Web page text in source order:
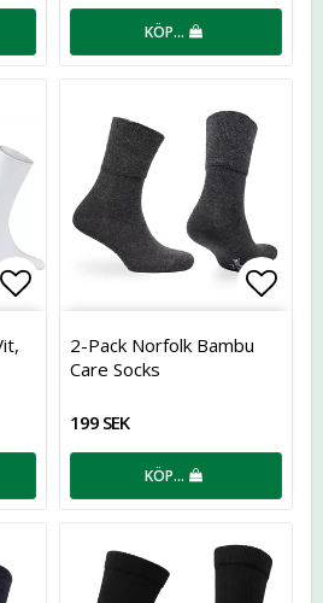
KÖP…
Lägg till i favoritlistan
2-Pack Norfolk Bambu
Care Socks
199 SEK
KÖP…